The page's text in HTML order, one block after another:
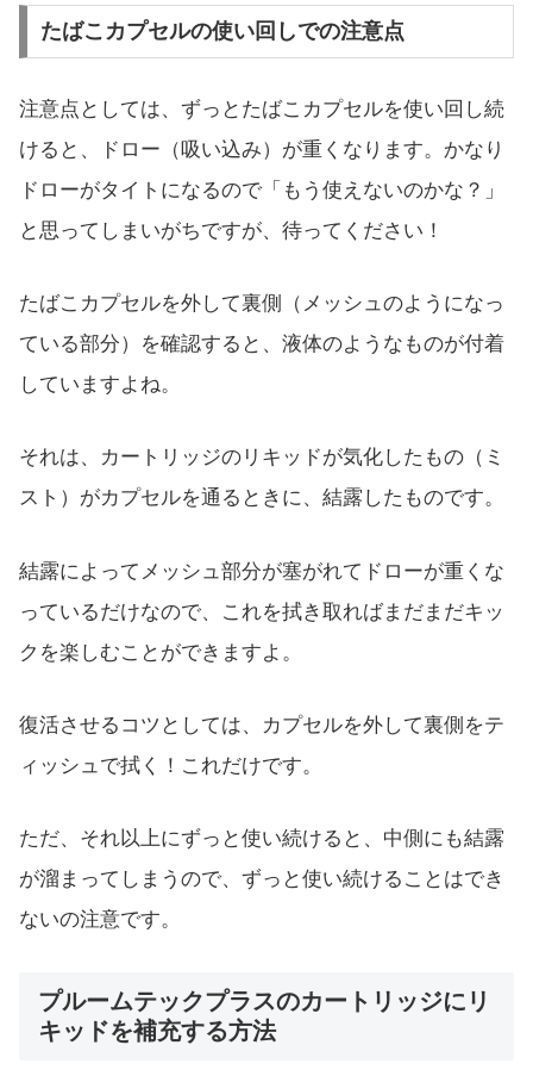
たばこカプセルの使い回しでの注意点
注意点としては、ずっとたばこカプセルを使い回し続
けると、ドロー（吸い込み）が重くなります。かなり
ドローがタイトになるので「もう使えないのかな？」
と思ってしまいがちですが、待ってください！
たばこカプセルを外して裏側（メッシュのようになっ
ている部分）を確認すると、液体のようなものが付着
していますよね。
それは、カートリッジのリキッドが気化したもの（ミ
スト）がカプセルを通るときに、結露したものです。
結露によってメッシュ部分が塞がれてドローが重くな
っているだけなので、これを拭き取ればまだまだキッ
クを楽しむことができますよ。
復活させるコツとしては、カプセルを外して裏側をテ
ィッシュで拭く！これだけです。
ただ、それ以上にずっと使い続けると、中側にも結露
が溜まってしまうので、ずっと使い続けることはでき
ないの注意です。
プルームテックプラスのカートリッジにリ
キッドを補充する方法